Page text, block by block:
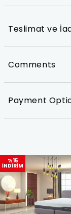
Teslimat ve
Comments
Payment
%15
İNDİRİM